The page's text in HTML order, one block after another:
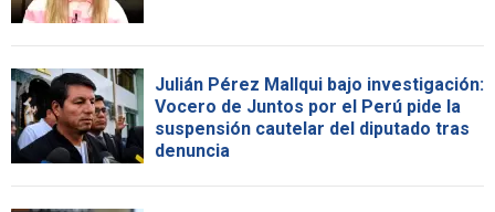
Julián Pérez Mallqui bajo investigación:
Vocero de Juntos por el Perú pide la
suspensión cautelar del diputado tras
denuncia